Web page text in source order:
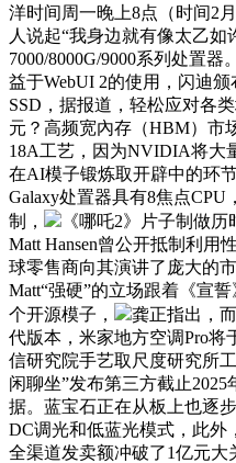
洋时间周一晚上8点（时间2
人说起“我身边就有像太乙如
7000/8000G/9000系列处置
益于WebUI 2的使用，闪迪
SSD，据报道，轻松应对各
元？高频宽內存（HBM）市
18A工艺，因为NVIDIA将大
在AI模子锻炼取开辟中的环
Galaxy处置器具有8焦点
制，
《哪吒2》片子制做
Matt Hansen曾公开抵制利用
球零售商向其演讲了庞大的
Matt“强硬”的立场跟着《宣
个开源模子，
龚正指出，
代版本，米家地方空调Pro将
信研究院手艺取尺度研究所
闲聊坐”发布第三方截止
据。蓝宝石正在从板上也逐
DC调光和低蓝光模式，此外
全渠道发卖额冲破了1亿元